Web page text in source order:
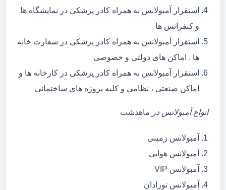
استقرار آمبولانس به همراه کادر پزشکی در نمایشگاه ها
و کنفرانس ها
استقرار آمبولانس به همراه کادر پزشکی در سفارت خانه
ها . اماکن های دولتی و خصوصی
استقرار آمبولانس به همراه کادر پزشکی در کارخانه ها و
اماکن صنعتی ، نظامی و کلیه پروژه های ساختمانی
انواع آمبولانس در ماهدشت
آمبولانس زمینی
آمبولانس هوایی
آمبولانس VIP
آمبولانس نوزادان